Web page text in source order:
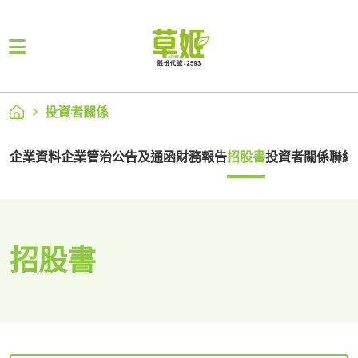
投資者關係
企業資料企業管治公告及通函財務報告招股書投資者關係聯絡
招股書